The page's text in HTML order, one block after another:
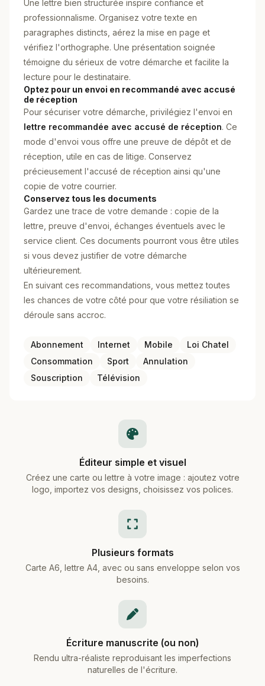
Une lettre bien structurée inspire confiance et
professionnalisme. Organisez votre texte en
paragraphes distincts, aérez la mise en page et
vérifiez l'orthographe. Une présentation soignée
témoigne du sérieux de votre démarche et facilite la
lecture pour le destinataire.
Optez pour un envoi en recommandé avec accusé
de réception
Pour sécuriser votre démarche, privilégiez l'envoi en
lettre recommandée avec accusé de réception. Ce
mode d'envoi vous offre une preuve de dépôt et de
réception, utile en cas de litige. Conservez
précieusement l'accusé de réception ainsi qu'une
copie de votre courrier.
Conservez tous les documents
Gardez une trace de votre demande : copie de la
lettre, preuve d'envoi, échanges éventuels avec le
service client. Ces documents pourront vous être utiles
si vous devez justifier de votre démarche
ultérieurement.
En suivant ces recommandations, vous mettez toutes
les chances de votre côté pour que votre résiliation se
déroule sans accroc.
Abonnement Internet Mobile
Loi Chatel
Consommation
Sport
Annulation
Souscription
Télévision
Éditeur simple et visuel
Créez une carte ou lettre à votre image : ajoutez votre
logo, importez vos designs, choisissez vos polices.
Plusieurs formats
Carte A6, lettre A4, avec ou sans enveloppe selon vos
besoins.
Écriture manuscrite (ou non)
Rendu ultra-réaliste reproduisant les imperfections
naturelles de l'écriture.